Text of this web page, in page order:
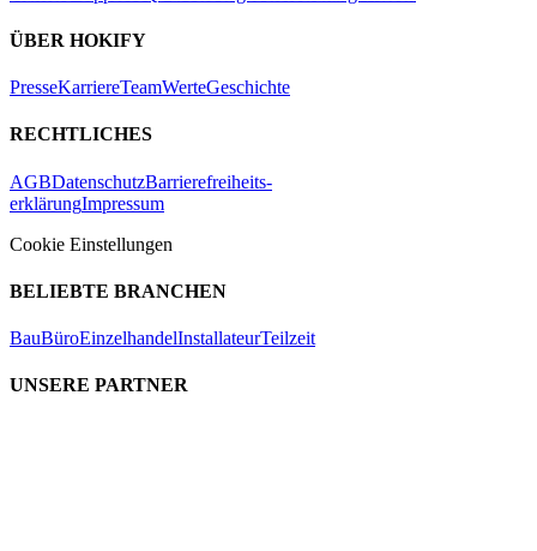
ÜBER HOKIFY
PresseKarriereTeamWerteGeschichte
RECHTLICHES
AGBDatenschutzBarrierefreiheits-
erklärungImpressum
Cookie Einstellungen
BELIEBTE BRANCHEN
BauBüroEinzelhandelInstallateurTeilzeit
UNSERE PARTNER